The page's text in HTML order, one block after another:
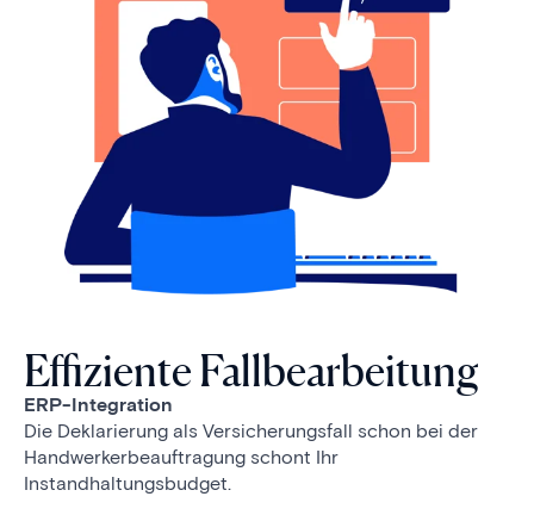
Effiziente Fallbearbeitung
ERP-Integration
Die Deklarierung als Versicherungsfall schon bei der
Handwerkerbeauftragung schont Ihr
Instandhaltungsbudget.